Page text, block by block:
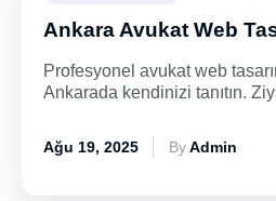
Ankara Avukat Web
Profesyonel avukat web
Ankarada kendinizi tanıtın.
Ağu 19, 2025 ByAdmin